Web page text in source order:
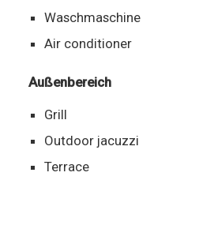
Waschmaschine
Air conditioner
Außenbereich
Grill
Outdoor jacuzzi
Terrace